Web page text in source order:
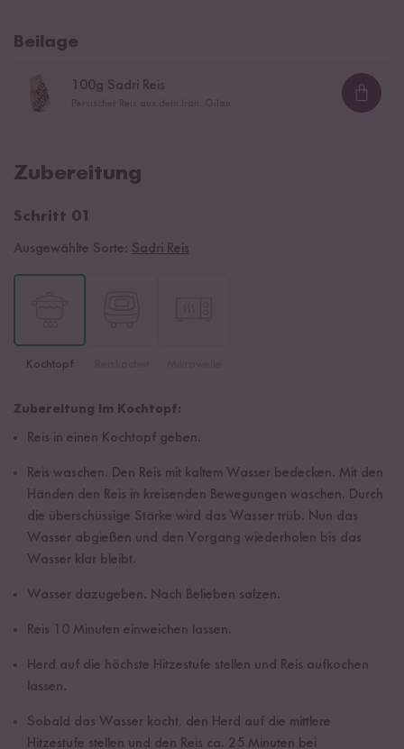
Beilage
100g Sadri Reis
Zubereitung
Schritt 01
Ausgewählte Sorte: Sadri Reis
Kochtopf
Zubereitung im Kochtopf:
Reis in einen Kochtopf geben.
Reis waschen. Den Reis mit kaltem Wasser bedecken. Mit den
Händen den Reis in kreisenden Bewegungen waschen. Durch
die überschüssige Stärke wird das Wasser trüb. Nun das
Wasser abgießen und den Vorgang wiederholen bis das
Wasser klar bleibt.
Wasser dazugeben. Nach Belieben salzen.
Reis 10 Minuten einweichen lassen.
Herd auf die höchste Hitzestufe stellen und Reis aufkochen
lassen.
Sobald das Wasser kocht, den Herd auf die mittlere
Hitzestufe stellen und den Reis ca. 25 Minuten bei